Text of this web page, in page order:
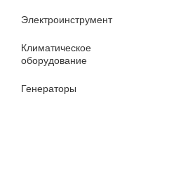
Электроинструмент
Климатическое
оборудование
Генераторы